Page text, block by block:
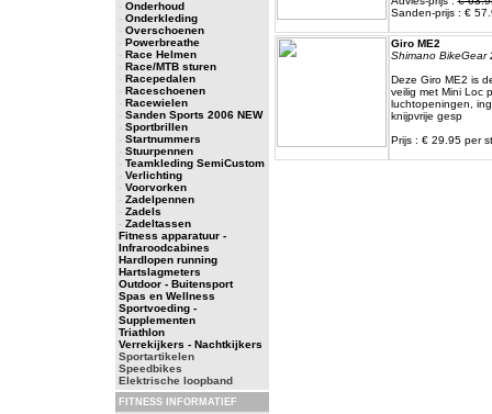
- Onderhoud
- Onderkleding
- Overschoenen
- Powerbreathe
- Race Helmen
- Race/MTB sturen
- Racepedalen
- Raceschoenen
- Racewielen
- Sanden Sports 2006 NEW
- Sportbrillen
- Startnummers
- Stuurpennen
- Teamkleding SemiCustom
- Verlichting
- Voorvorken
- Zadelpennen
- Zadels
- Zadeltassen
Fitness apparatuur -
Infraroodcabines
Hardlopen running
Hartslagmeters
Outdoor - Buitensport
Spas en Wellness
Sportvoeding -
Supplementen
Triathlon
Verrekijkers - Nachtkijkers
Sportartikelen
Speedbikes
Elektrische loopband
FITNESS INFORMATIEF
Sanden-prijs : €
Giro ME2
Shimano BikeGear
Deze Giro ME2 is
veilig met Mini Loc
luchtopeningen,
knijpvrije gesp
Prijs : € 29.95 per